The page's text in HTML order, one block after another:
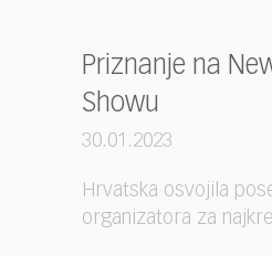
Priznanje na
Showu
30.01.2023
Hrvatska osvojila
organizatora za